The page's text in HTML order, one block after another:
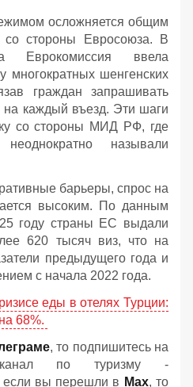
осложняется общим
со стороны Евросоюза. В
Еврокомиссия ввела
многократных шенгенских
граждан запрашивать
на каждый въезд. Эти шаги
со стороны МИД РФ, где
называли
барьеры, спрос на
высоким. По данным
году страны ЕС выдали
620 тысяч виз, что на
предыдущего года и
с начала 2022 года.
еды в отелях Турции:
68%.
, то подпишитесь на
по туризму -
вы перешли в Мах, то